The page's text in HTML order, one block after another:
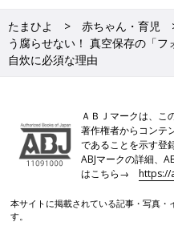
たまひよ 赤ちゃん・育児
う腐らせない！ 真空保存の「
自炊に必須な理由
ＡＢＪマークは、こ
著作権者からコンテ
であることを示す登
ABJマークの詳細、
はこちら→https://
本サイトに掲載されている記事・写真・
す。